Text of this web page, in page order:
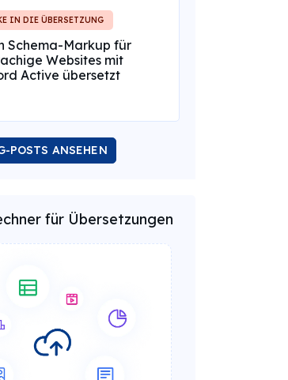
IN DIE ÜBERSETZUNG
Schema-Markup für
Websites mit
Active übersetzt
POSTS ANSEHEN
für Übersetzungen